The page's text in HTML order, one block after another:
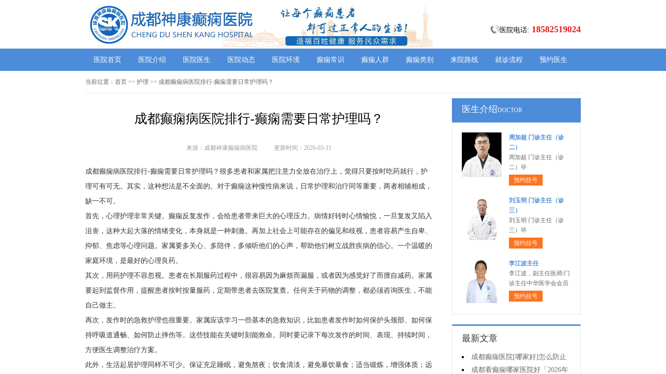
医院电话: 18582519024
医院首页 医院介绍 医院医生 医院动态 医院环境 癫痫常识 癫痫人群 癫痫类别 来院路线 就诊流程 预约医生
当前位置： 首页 >> 护理 >> 成都癫痫病医院排行-癫痫需要日常护理吗？
成都癫痫病医院排行-癫痫需要日常护理吗？
来源：成都神康癫痫病医院 更新时间：2026-03-11
成都癫痫病医院排行-癫痫需要日常护理吗？很多患者和家属把注意力全放在治疗上，觉得只要按时吃药就行，护
理可有可无。其实，这种想法是不全面的。对于癫痫这种慢性病来说，日常护理和治疗同等重要，两者相辅相成，
缺一不可。
首先，心理护理非常关键。癫痫反复发作，会给患者带来巨大的心理压力。病情好转时心情愉悦，一旦复发又陷入
沮丧，这种大起大落的情绪变化，本身就是一种刺激。再加上社会上可能存在的偏见和歧视，患者容易产生自卑、
抑郁、焦虑等心理问题。家属要多关心、多陪伴，多倾听他们的心声，帮助他们树立战胜疾病的信心。一个温暖的
家庭环境，是最好的心理良药。
其次，用药护理不容忽视。患者在长期服药过程中，很容易因为麻烦而漏服，或者因为感觉好了而擅自减药。家属
要起到监督作用，提醒患者按时按量服药，定期带患者去医院复查。任何关于药物的调整，都必须咨询医生，不能
自己做主。
再次，发作时的急救护理也很重要。家属应该学习一些基本的急救知识，比如患者发作时如何保护头颈部、如何保
持呼吸道通畅、如何防止摔伤等。这些技能在关键时刻能救命。同时要记录下每次发作的时间、表现、持续时间，
方便医生调整治疗方案。
此外，生活起居护理同样不可少。保证充足睡眠，避免熬夜；饮食清淡，避免暴饮暴食；适当锻炼，增强体质；远
医生介绍DOCTOR
周加超 门诊主任（诊
二）
周加超 门诊主任（诊
二）毕
预约挂号
刘玉明 门诊主任（诊
三）
刘玉明 门诊主任（诊
三）毕
预约挂号
李江波主任
李江波，副主任医师/门
诊主任中华医学会会员
预约挂号
最新文章
成都癫痫医院[哪家好]怎么防止
癫痫发作?
成都看癫痫哪家医院好「2026年